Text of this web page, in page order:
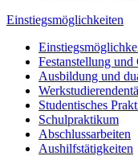
Einstiegsmöglichkeiten
Festanstellung und
Ausbildung und
Studentisches
Schulpraktikum
Abschlussarbeiten
Aushilfstätigkeiten